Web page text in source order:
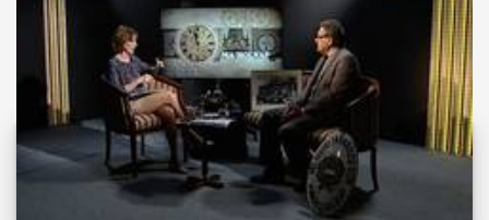
Videóink megtekinthetőek
Youtube-csatornánkon is!